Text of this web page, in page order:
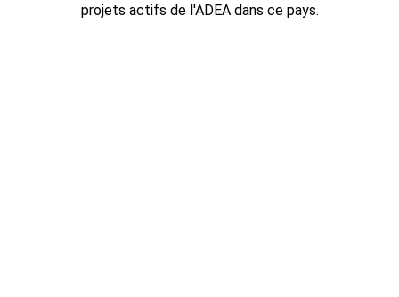
projets actifs de l'ADEA dans ce pays.